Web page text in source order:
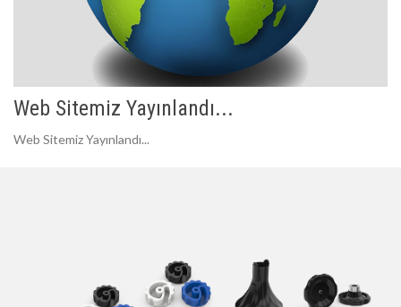
Web Sitemiz Yayınlandı...
Web Sitemiz Yayınlandı...